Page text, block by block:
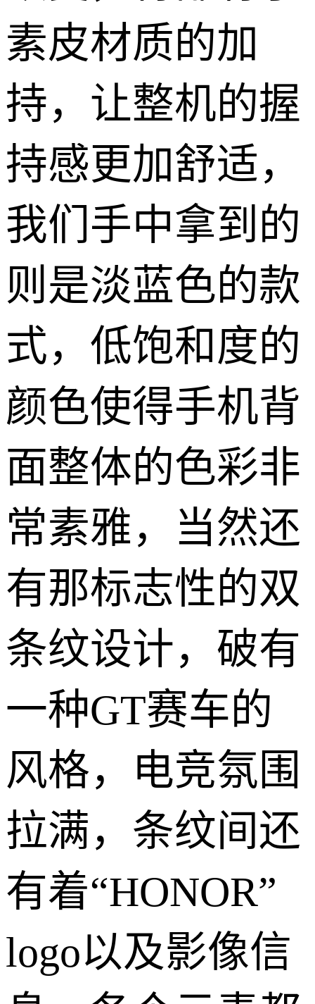
素皮材质的加
持，让整机的握
持感更加舒适，
我们手中拿到的
则是淡蓝色的款
式，低饱和度的
颜色使得手机背
面整体的色彩非
常素雅，当然还
有那标志性的双
条纹设计，破有
一种GT赛车的
风格，电竞氛围
拉满，条纹间还
有着“HONOR”
logo以及影像信